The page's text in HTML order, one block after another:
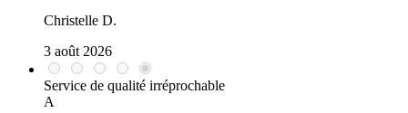
1 manuel d’utilisation
Christelle D.
3 août 2026
Service de qualité irréprochable
A